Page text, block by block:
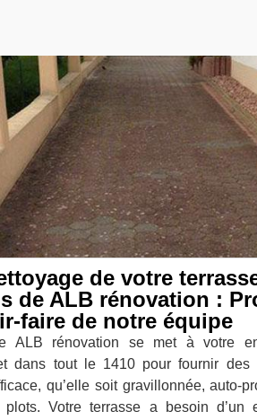
de votre
de ALB rénovation :
faire de notre équipe
ALB rénovation se met à votre
dans tout le 1410 pour fournir des
qu’elle soit gravillonnée, auto-
Votre terrasse a besoin d’un